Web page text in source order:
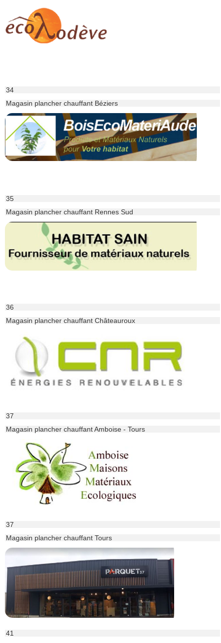
34
Magasin plancher chauffant Béziers
35
Magasin plancher chauffant Rennes Sud
36
Magasin plancher chauffant Châteauroux
37
Magasin plancher chauffant Amboise - Tours
37
Magasin plancher chauffant Tours
41